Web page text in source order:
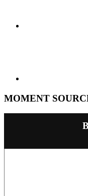
MOMENT